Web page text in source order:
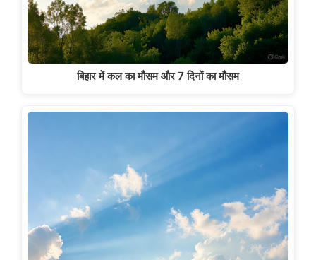
बिहार में कल का मौसम और 7 दिनों का मौसम